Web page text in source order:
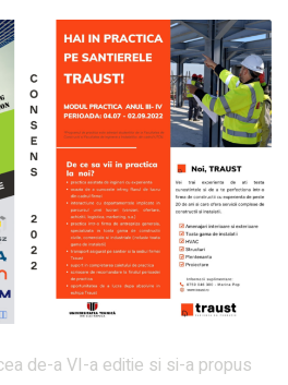
de-a VI-a editie si si-a propus